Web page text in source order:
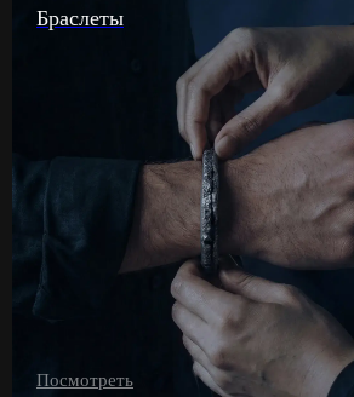
Браслеты
Посмотреть